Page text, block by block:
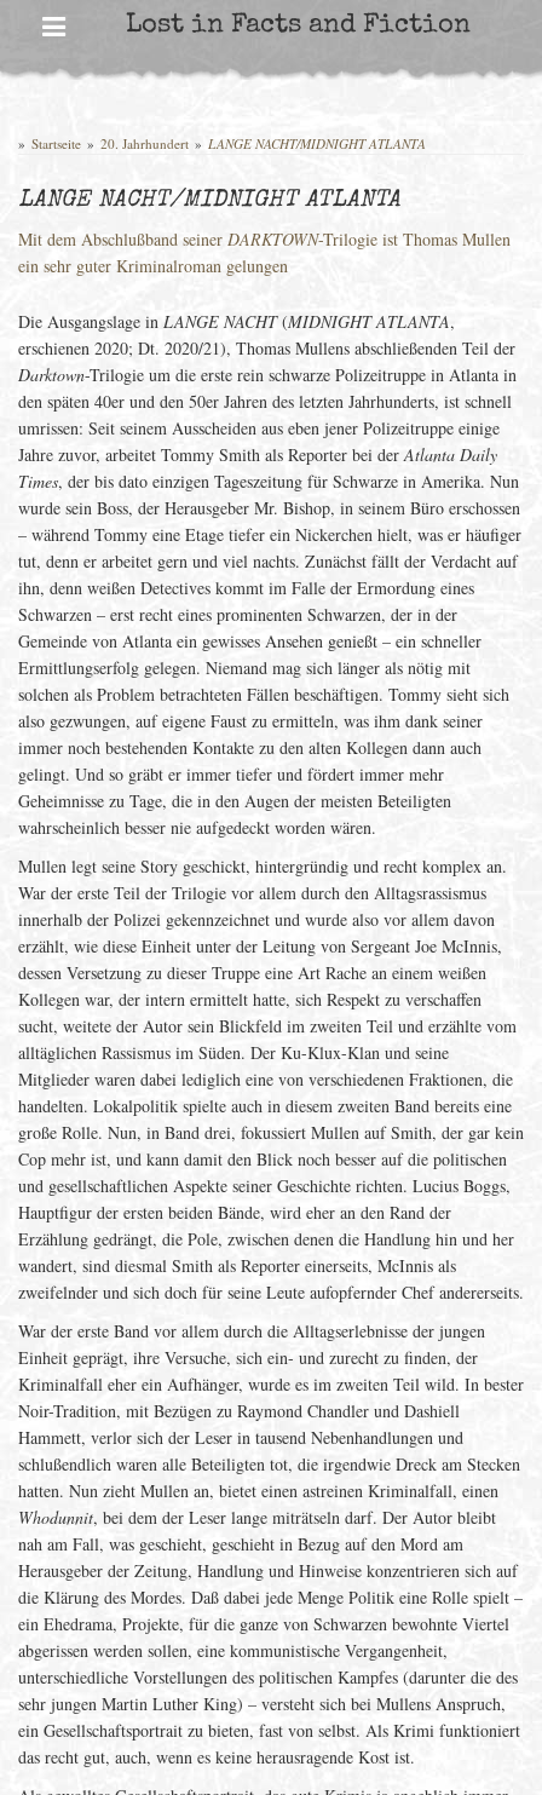
Lost in Facts and Fiction
» Startseite » 20. Jahrhundert » LANGE NACHT/MIDNIGHT ATLANTA
LANGE NACHT/MIDNIGHT ATLANTA
Mit dem Abschlußband seiner DARKTOWN-Trilogie ist Thomas Mullen
ein sehr guter Kriminalroman gelungen
Die Ausgangslage in LANGE NACHT(MIDNIGHT ATLANTA,
erschienen 2020; Dt. 2020/21), Thomas Mullens abschließenden Teil der
Darktown-Trilogie um die erste rein schwarze Polizeitruppe in Atlanta in
den späten 40er und den 50er Jahren des letzten Jahrhunderts, ist schnell
umrissen: Seit seinem Ausscheiden aus eben jener Polizeitruppe einige
Jahre zuvor, arbeitet Tommy Smith als Reporter bei derAtlanta Daily
Times, der bis dato einzigen Tageszeitung für Schwarze in Amerika. Nun
wurde sein Boss, der Herausgeber Mr. Bishop, in seinem Büro erschossen
– während Tommy eine Etage tiefer ein Nickerchen hielt, was er häufiger
tut, denn er arbeitet gern und viel nachts. Zunächst fällt der Verdacht auf
ihn, denn weißen Detectives kommt im Falle der Ermordung eines
Schwarzen – erst recht eines prominenten Schwarzen, der in der
Gemeinde von Atlanta ein gewisses Ansehen genießt – ein schneller
Ermittlungserfolg gelegen. Niemand mag sich länger als nötig mit
solchen als Problem betrachteten Fällen beschäftigen. Tommy sieht sich
also gezwungen, auf eigene Faust zu ermitteln, was ihm dank seiner
immer noch bestehenden Kontakte zu den alten Kollegen dann auch
gelingt. Und so gräbt er immer tiefer und fördert immer mehr
Geheimnisse zu Tage, die in den Augen der meisten Beteiligten
wahrscheinlich besser nie aufgedeckt worden wären.
Mullen legt seine Story geschickt, hintergründig und recht komplex an.
War der erste Teil der Trilogie vor allem durch den Alltagsrassismus
innerhalb der Polizei gekennzeichnet und wurde also vor allem davon
erzählt, wie diese Einheit unter der Leitung von Sergeant Joe McInnis,
dessen Versetzung zu dieser Truppe eine Art Rache an einem weißen
Kollegen war, der intern ermittelt hatte, sich Respekt zu verschaffen
sucht, weitete der Autor sein Blickfeld im zweiten Teil und erzählte vom
alltäglichen Rassismus im Süden. Der Ku-Klux-Klan und seine
Mitglieder waren dabei lediglich eine von verschiedenen Fraktionen, die
handelten. Lokalpolitik spielte auch in diesem zweiten Band bereits eine
große Rolle. Nun, in Band drei, fokussiert Mullen auf Smith, der gar kein
Cop mehr ist, und kann damit den Blick noch besser auf die politischen
und gesellschaftlichen Aspekte seiner Geschichte richten. Lucius Boggs,
Hauptfigur der ersten beiden Bände, wird eher an den Rand der
Erzählung gedrängt, die Pole, zwischen denen die Handlung hin und her
wandert, sind diesmal Smith als Reporter einerseits, McInnis als
zweifelnder und sich doch für seine Leute aufopfernder Chef andererseits.
War der erste Band vor allem durch die Alltagserlebnisse der jungen
Einheit geprägt, ihre Versuche, sich ein- und zurecht zu finden, der
Kriminalfall eher ein Aufhänger, wurde es im zweiten Teil wild. In bester
Noir-Tradition, mit Bezügen zu Raymond Chandler und Dashiell
Hammett, verlor sich der Leser in tausend Nebenhandlungen und
schlußendlich waren alle Beteiligten tot, die irgendwie Dreck am Stecken
hatten. Nun zieht Mullen an, bietet einen astreinen Kriminalfall, einen
Whodunnit, bei dem der Leser lange miträtseln darf. Der Autor bleibt
nah am Fall, was geschieht, geschieht in Bezug auf den Mord am
Herausgeber der Zeitung, Handlung und Hinweise konzentrieren sich auf
die Klärung des Mordes. Daß dabei jede Menge Politik eine Rolle spielt –
ein Ehedrama, Projekte, für die ganze von Schwarzen bewohnte Viertel
abgerissen werden sollen, eine kommunistische Vergangenheit,
unterschiedliche Vorstellungen des politischen Kampfes (darunter die des
sehr jungen Martin Luther King) – versteht sich bei Mullens Anspruch,
ein Gesellschaftsportrait zu bieten, fast von selbst. Als Krimi funktioniert
das recht gut, auch, wenn es keine herausragende Kost ist.